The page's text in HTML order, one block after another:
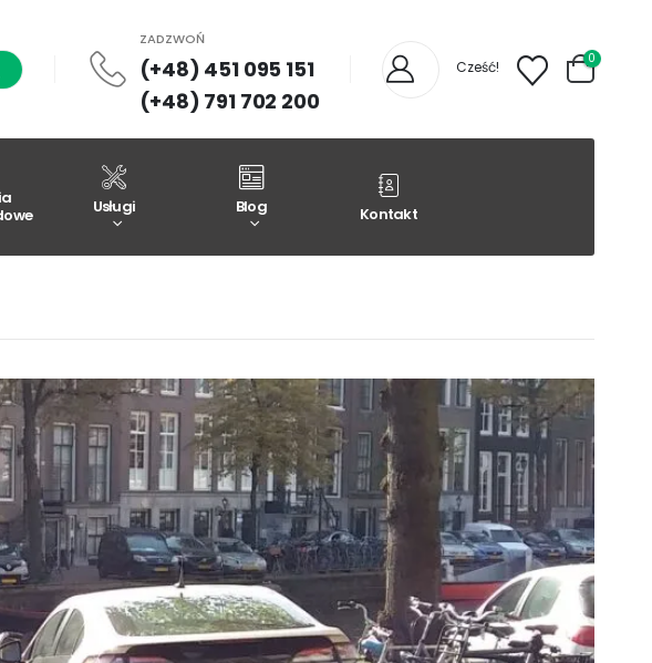
ZADZWOŃ
(+48) 451 095 151
(+48) 791 702 200
Cześć! 0
Usługi Blog Kontakt